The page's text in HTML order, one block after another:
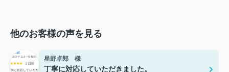
他のお客様の声を見る
星野卓郎 様
丁寧に対応していただきました。